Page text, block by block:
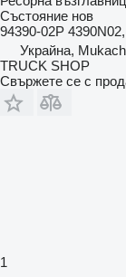
Състояние нов
94390-02P
Украйна,
TRUCK SHOP
Свържете се с
1